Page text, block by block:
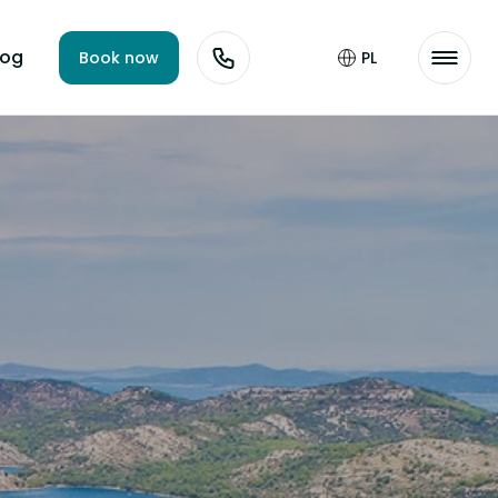
Book now PL